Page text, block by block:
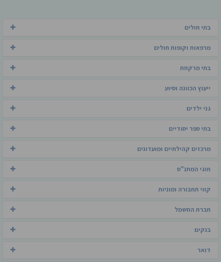
בתי חולים
מרפאות וקופות חולים
בתי מרקחת
ייעוץ הכוונה וסיוע
גני ילדים
בתי ספר יסודיים
מרכזים קהילתיים ומועדונים
חוגי המתנ"ס
קווי תחבורה ומוניות
חברת החשמל
בנקים
דואר